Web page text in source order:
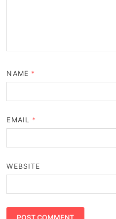
NAME *
EMAIL *
WEBSITE